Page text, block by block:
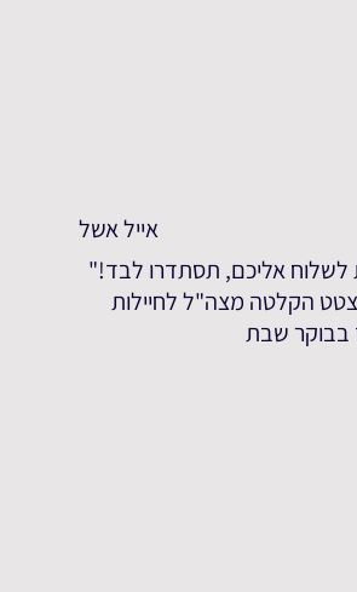
אייל אשל
לשלוח אליכם, תסתדרו לבד!"
הקלטה מצה"ל לחיילות
בבוקר שבת